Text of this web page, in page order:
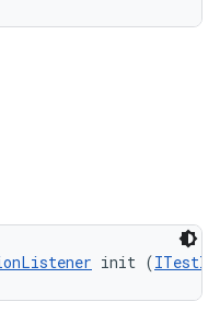
init (